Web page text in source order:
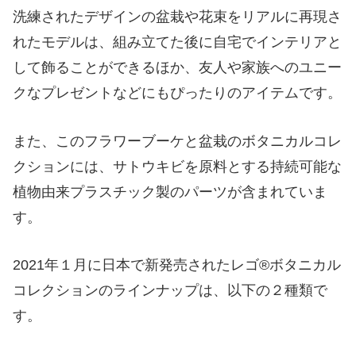
洗練されたデザインの盆栽や花束をリアルに再現さ
れたモデルは、組み立てた後に自宅でインテリアと
して飾ることができるほか、友人や家族へのユニー
クなプレゼントなどにもぴったりのアイテムです。
また、このフラワーブーケと盆栽のボタニカルコレ
クションには、サトウキビを原料とする持続可能な
植物由来プラスチック製のパーツが含まれていま
す。
2021年１月に日本で新発売されたレゴ®ボタニカル
コレクションのラインナップは、以下の２種類で
す。